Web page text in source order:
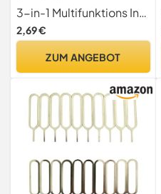
Entfernungswerkzeug mit
Bürste, Kartenträger
Auswerfer Pin Auswerfen
Handy-Nadel, zum Öffnen
3-in-1 Multifunktions Integration Dieses Werkzeug kombiniert die SIM-Karte Entnahmezange, Schlüsselanhänger und Reinigungskomponenten in einem Gerät, erfüllt die täglichen Bedürfnisse der Gerätewartung und Aufbewahrung. Perfekt für Szenarien wie SIM-Kartenwechsel am Handy, Staubentfernung von Kopfhörern und Reinigung von Ladekanälen, beseitigt die Unannehmlichkeiten des Mitführens zerstreuter Werkzeuge.
2,69 €
ZUM ANGEBOT